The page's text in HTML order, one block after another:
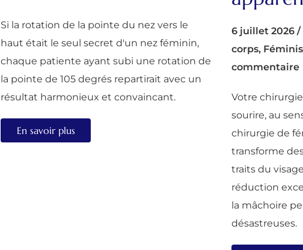
Si la rotation de la pointe du nez vers le
haut était le seul secret d'un nez féminin,
chaque patiente ayant subi une rotation de
la pointe de 105 degrés repartirait avec un
résultat harmonieux et convaincant.
En savoir plus
6 juillet 2026 /
corps,
commentaire
Votre
sourire, au
chirurgie de
transforme
traits du
réduction
la mâchoire
désastreuses.